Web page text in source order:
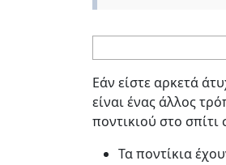
Εάν είστε αρκετά
είναι ένας άλλος
ποντικιού στο σπίτι
Τα ποντίκια